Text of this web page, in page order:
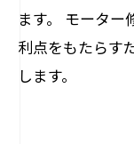
ます。 モーター
利点をもたらす
します。